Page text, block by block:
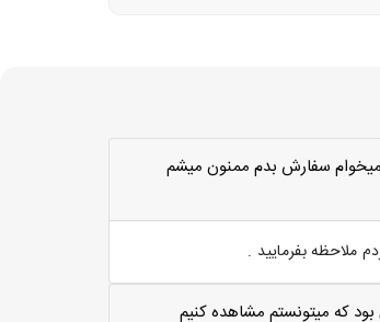
سفارش بدم ممنون ميشم
بفرمایید .
جوری بود که میتونستم مشاهده کنیم